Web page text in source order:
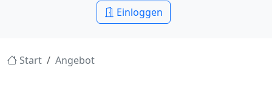
Einloggen
Start Angebot